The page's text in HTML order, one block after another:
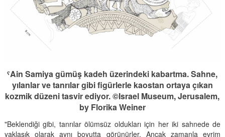
ˁAin Samiya gümüş kadeh üzerindeki kabartma. Sahne,
yılanlar ve tanrılar gibi figürlerle kaostan ortaya çıkan
kozmik düzeni tasvir ediyor. ©Israel Museum, Jerusalem,
by Florika Weiner
"Beklendiği gibi, tanrılar ölümsüz oldukları için her iki sahnede de
yaklaşık olarak aynı boyutta görünürler. Ancak zamanla evrim